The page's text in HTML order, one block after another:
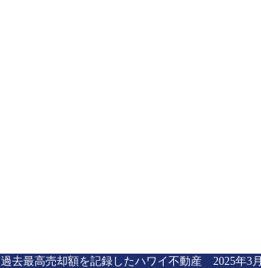
過去最高売却額を記録したハワイ不動産 2025年3月